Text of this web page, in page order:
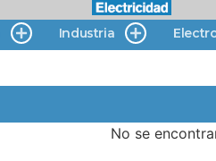
Industria
No se